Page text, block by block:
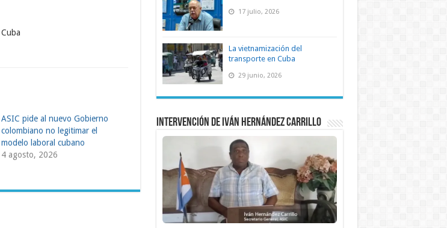
ASIC pide al nuevo Gobierno
colombiano no legitimar el
modelo laboral cubano
4 agosto, 2026
17 julio, 2026
La vietnamización del
transporte en Cuba
29 junio, 2026
Intervención de Iván Hernández Carrillo